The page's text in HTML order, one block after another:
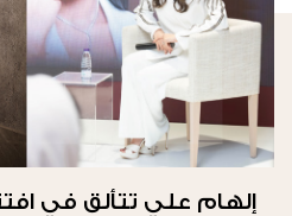
إلهام علي تتألق في